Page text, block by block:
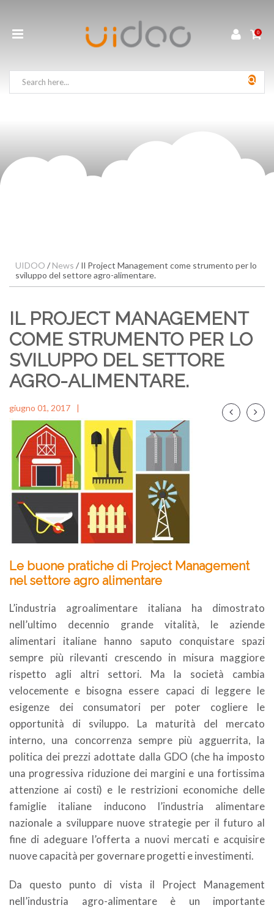
0
UIDOO / News / Il Project Management come strumento per lo
sviluppo del settore agro-alimentare.
IL PROJECT MANAGEMENT
COME STRUMENTO PER LO
SVILUPPO DEL SETTORE
AGRO-ALIMENTARE.
giugno 01, 2017
Le buone pratiche di Project Management
nel settore agro alimentare
L’industria agroalimentare italiana ha dimostrato
nell’ultimo decennio grande vitalità, le aziende
alimentari italiane hanno saputo conquistare spazi
sempre più rilevanti crescendo in misura maggiore
rispetto agli altri settori. Ma la società cambia
velocemente e bisogna essere capaci di leggere le
esigenze dei consumatori per poter cogliere le
opportunità di sviluppo. La maturità del mercato
interno, una concorrenza sempre più agguerrita, la
politica dei prezzi adottate dalla GDO (che ha imposto
una progressiva riduzione dei margini e una fortissima
attenzione ai costi) e le restrizioni economiche delle
famiglie italiane inducono l’industria alimentare
nazionale a sviluppare nuove strategie per il futuro al
fine di adeguare l’offerta a nuovi mercati e acquisire
nuove capacità per governare progetti e investimenti.
Da questo punto di vista il Project Management
nell’industria agro-alimentare è un importante